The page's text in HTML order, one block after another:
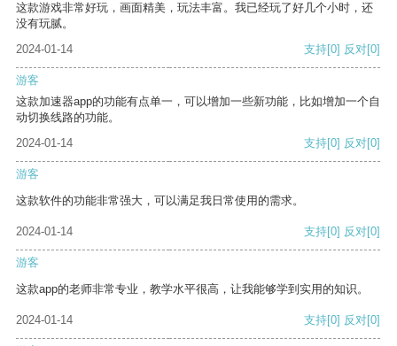
这款游戏非常好玩，画面精美，玩法丰富。我已经玩了好几个小时，还
没有玩腻。
2024-01-14
支持[0] 反对[0]
游客
这款加速器app的功能有点单一，可以增加一些新功能，比如增加一个自
动切换线路的功能。
2024-01-14
支持[0] 反对[0]
游客
这款软件的功能非常强大，可以满足我日常使用的需求。
2024-01-14 支持[0] 反对[0]
游客
这款app的老师非常专业，教学水平很高，让我能够学到实用的知识。
2024-01-14 支持[0] 反对[0]